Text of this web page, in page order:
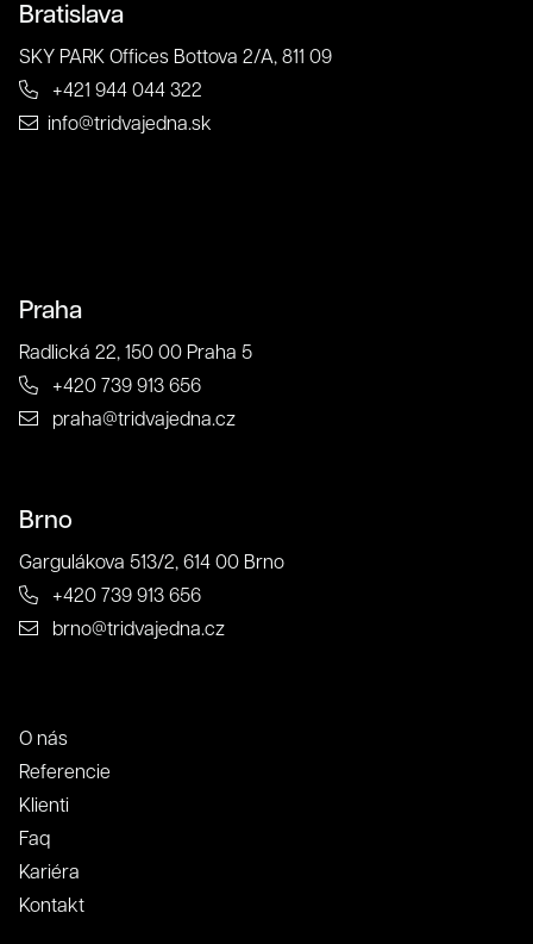
Bratislava
SKY PARK Offices Bottova 2/A, 811 09
+421 944 044 322
info@tridvajedna.sk
Praha
Radlická 22, 150 00 Praha 5
+420 739 913 656
praha@tridvajedna.cz
Brno
Gargulákova 513/2, 614 00 Brno
+420 739 913 656
brno@tridvajedna.cz
O nás
Referencie
Klienti
Faq
Kariéra
Kontakt